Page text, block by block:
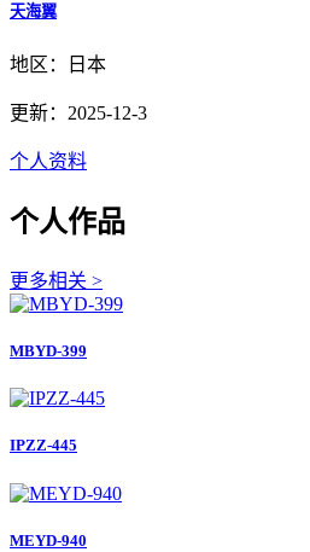
天海翼
地区：日本
更新：2025-12-3
个人资料
个人作品
更多相关 >
MBYD-399
IPZZ-445
MEYD-940